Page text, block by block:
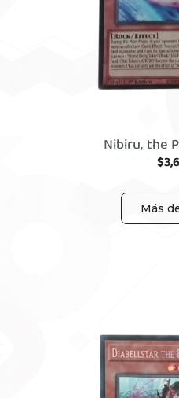
Nibiru, the
$
Más